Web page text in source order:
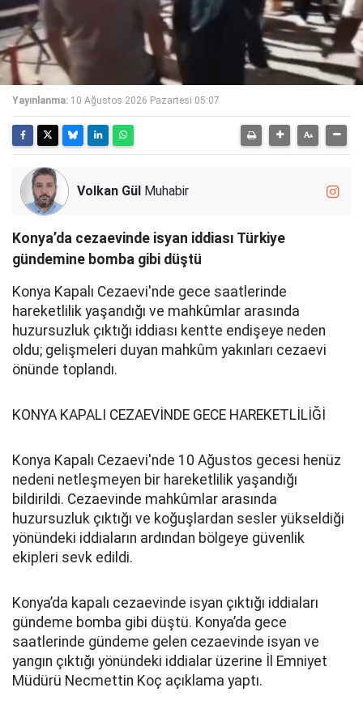
Yayınlanma: 10 Ağustos 2026 Pazartesi 05:07
Volkan Gül Muhabir
Konya’da cezaevinde isyan iddiası Türkiye
gündemine bomba gibi düştü
Konya Kapalı Cezaevi'nde gece saatlerinde
hareketlilik yaşandığı ve mahkûmlar arasında
huzursuzluk çıktığı iddiası kentte endişeye neden
oldu; gelişmeleri duyan mahkûm yakınları cezaevi
önünde toplandı.
KONYA KAPALI CEZAEVİNDE GECE HAREKETLİLİĞİ
Konya Kapalı Cezaevi'nde 10 Ağustos gecesi henüz
nedeni netleşmeyen bir hareketlilik yaşandığı
bildirildi. Cezaevinde mahkûmlar arasında
huzursuzluk çıktığı ve koğuşlardan sesler yükseldiği
yönündeki iddiaların ardından bölgeye güvenlik
ekipleri sevk edildi.
Konya’da kapalı cezaevinde isyan çıktığı iddiaları
gündeme bomba gibi düştü. Konya’da gece
saatlerinde gündeme gelen cezaevinde isyan ve
yangın çıktığı yönündeki iddialar üzerine İl Emniyet
Müdürü Necmettin Koç açıklama yaptı.